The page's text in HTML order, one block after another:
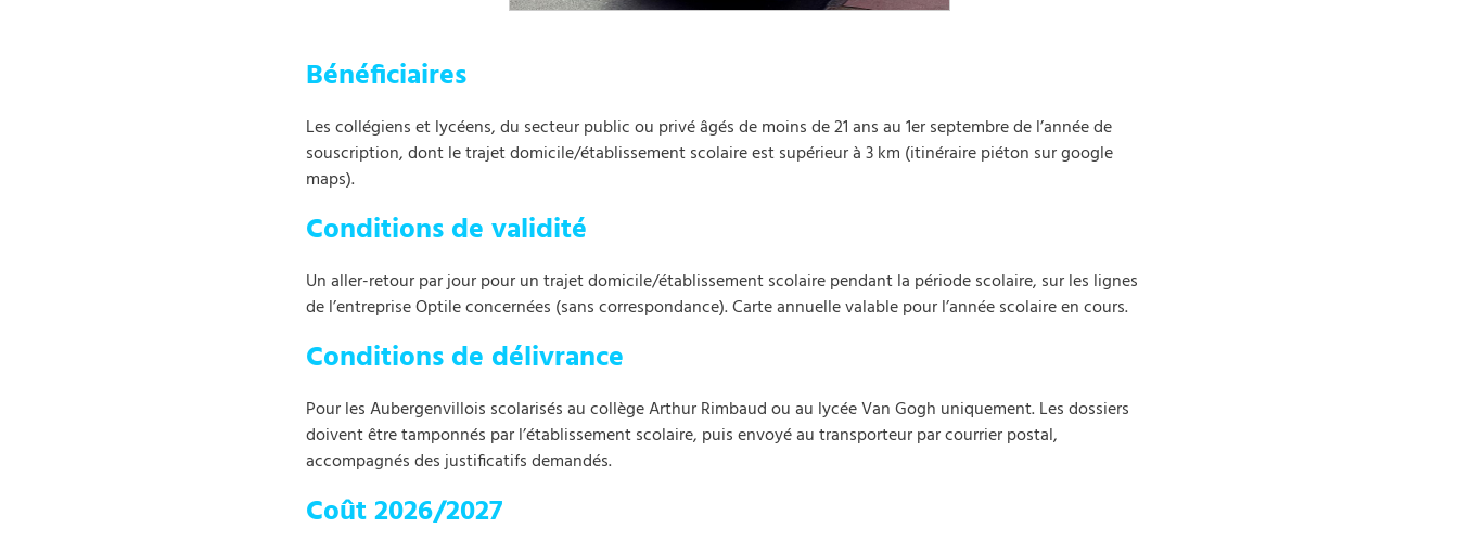
Bénéficiaires
Les collégiens et lycéens, du secteur public ou privé âgés de moins de 21 ans au 1er septembre de l’année de
souscription, dont le trajet domicile/établissement scolaire est supérieur à 3 km (itinéraire piéton sur google
maps).
Conditions de validité
Un aller-retour par jour pour un trajet domicile/établissement scolaire pendant la période scolaire, sur les lignes
de l’entreprise Optile concernées (sans correspondance). Carte annuelle valable pour l’année scolaire en cours.
Conditions de délivrance
Pour les Aubergenvillois scolarisés au collège Arthur Rimbaud ou au lycée Van Gogh uniquement. Les dossiers
doivent être tamponnés par l’établissement scolaire, puis envoyé au transporteur par courrier postal,
accompagnés des justificatifs demandés.
Coût 2026/2027